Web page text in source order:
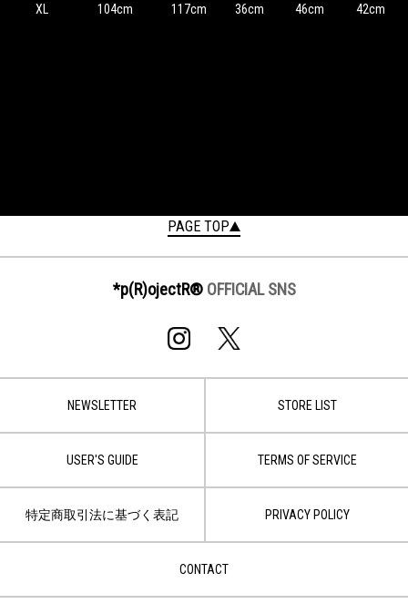
XL 104cm 117cm 36cm 46cm 42cm
PAGE TOP
*p(R)ojectR® OFFICIAL SNS
NEWSLETTER STORE LIST
USER'S GUIDE TERMS OF SERVICE
特定商取引法に基づく表記 PRIVACY POLICY
CONTACT